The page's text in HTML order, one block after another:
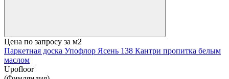
Цена по запросу за м2
Паркетная доска Упофлор Ясень 138 Кантри пропитка белым
маслом
Upofloor